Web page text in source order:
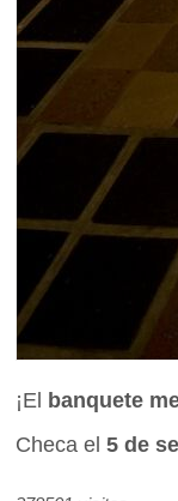
¡El banquete
Checa el 5 de